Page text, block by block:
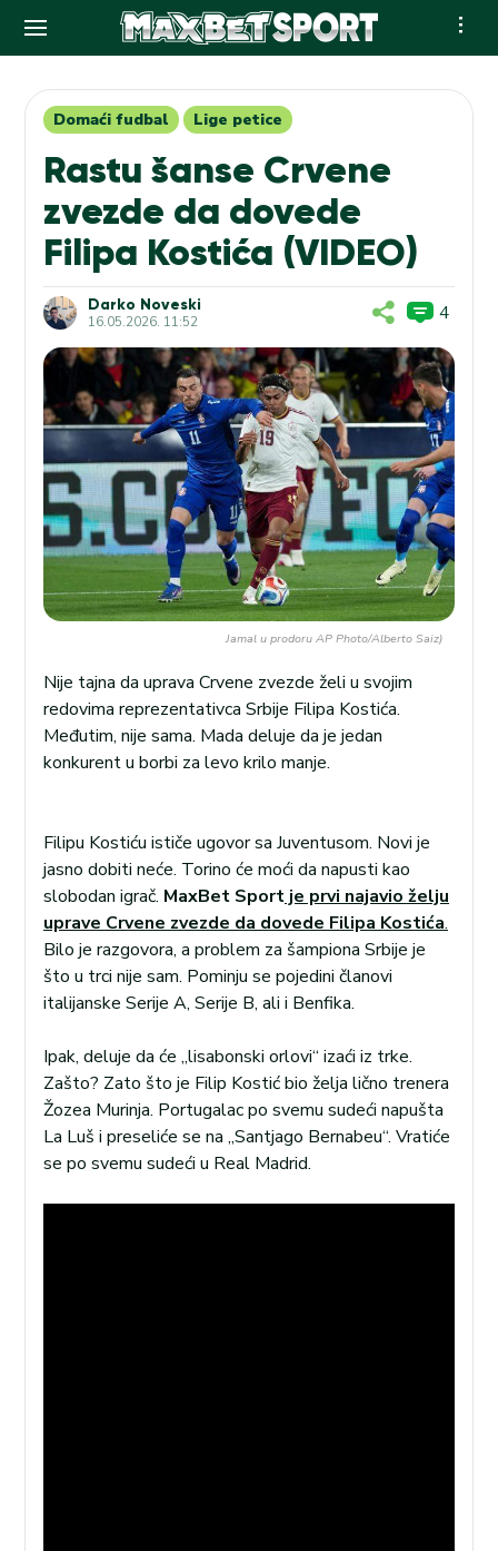
contentDomaći fudbal Lige petice
Rastu šanse Crvene
zvezde da dovede
Filipa Kostića (VIDEO)
Darko Noveski
16.05.2026. 11:52 4
Jamal u prodoru AP Photo/Alberto Saiz)
Nije tajna da uprava Crvene zvezde želi u svojim
redovima reprezentativca Srbije Filipa Kostića.
Međutim, nije sama. Mada deluje da je jedan
konkurent u borbi za levo krilo manje.
Filipu Kostiću ističe ugovor sa Juventusom. Novi je
jasno dobiti neće. Torino će moći da napusti kao
slobodan igrač. MaxBet Sport je prvi najavio želju
uprave Crvene zvezde da dovede Filipa Kostića.
Bilo je razgovora, a problem za šampiona Srbije je
što u trci nije sam. Pominju se pojedini članovi
italijanske Serije A, Serije B, ali i Benfika.
Ipak, deluje da će „lisabonski orlovi“ izaći iz trke.
Zašto? Zato što je Filip Kostić bio želja lično trenera
Žozea Murinja. Portugalac po svemu sudeći napušta
La Luš i preseliće se na „Santjago Bernabeu“. Vratiće
se po svemu sudeći u Real Madrid.